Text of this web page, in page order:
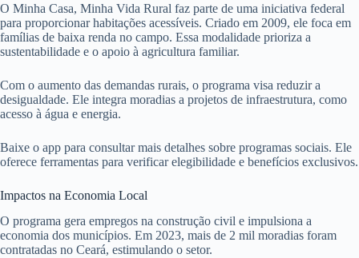
O Minha Casa, Minha Vida Rural faz parte de uma iniciativa federal
para proporcionar habitações acessíveis. Criado em 2009, ele foca em
famílias de baixa renda no campo. Essa modalidade prioriza a
sustentabilidade e o apoio à agricultura familiar.
Com o aumento das demandas rurais, o programa visa reduzir a
desigualdade. Ele integra moradias a projetos de infraestrutura, como
acesso à água e energia.
Baixe o app para consultar mais detalhes sobre programas sociais. Ele
oferece ferramentas para verificar elegibilidade e benefícios exclusivos.
Impactos na Economia Local
O programa gera empregos na construção civil e impulsiona a
economia dos municípios. Em 2023, mais de 2 mil moradias foram
contratadas no Ceará, estimulando o setor.